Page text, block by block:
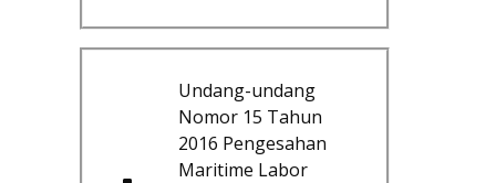
Undang-undang
Nomor 15 Tahun
2016 Pengesahan
Maritime Labor